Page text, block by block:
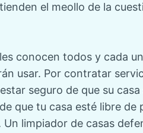
el meollo de la
conocen todos y cada
usar. Por contratar
seguro de que su
que tu casa esté libre de
limpiador de casas